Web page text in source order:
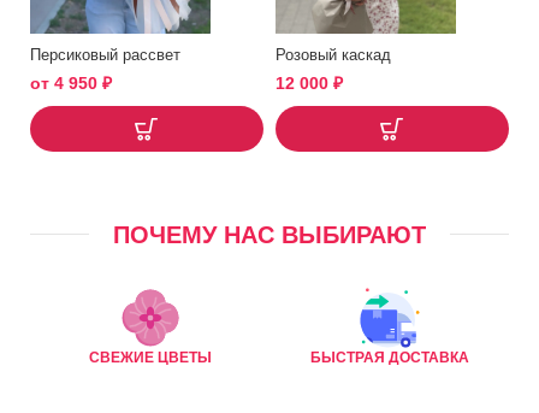
Персиковый рассвет
от 4 950 ₽
Розовый каскад
12 000 ₽
ПОЧЕМУ НАС ВЫБИРАЮТ
СВЕЖИЕ ЦВЕТЫ БЫСТРАЯ ДОСТАВКА